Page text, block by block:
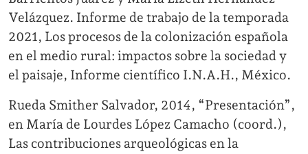
Velázquez. Informe de trabajo de la temporada
2021, Los procesos de la colonización española
en el medio rural: impactos sobre la sociedad y
el paisaje, Informe científico I.N.A.H., México.
Rueda Smither Salvador, 2014, “Presentación”,
en María de Lourdes López Camacho (coord.),
Las contribuciones arqueológicas en la